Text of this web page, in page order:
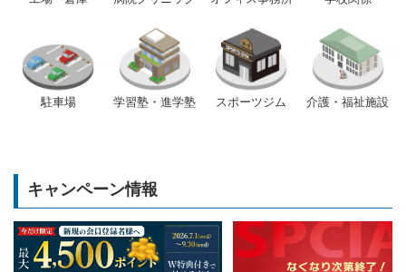
駐車場 学習塾・進学塾 スポーツジム 介護・福祉施設
キャンペーン情報